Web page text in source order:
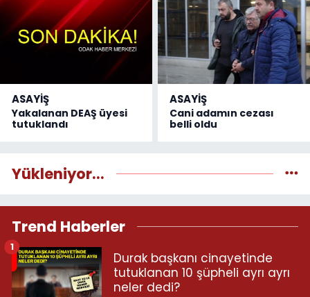
ASAYİŞ
Yakalanan DEAŞ üyesi
tutuklandı
ASAYİŞ
Cani adamın cezası
belli oldu
Yükleniyor...
Trend Haberler
Durak başkanı cinayetinde
tutuklanan 10 şüpheli ayrı ayrı
neler dedi?
1